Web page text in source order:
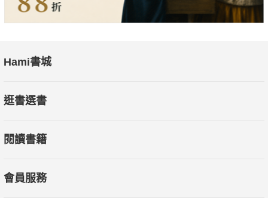
Hami書城
逛書選書
閱讀書籍
會員服務